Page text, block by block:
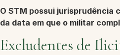
O STM possui jurisprudência
da data em que o militar
Excludentes de